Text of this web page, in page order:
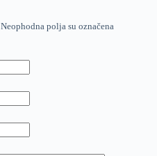
Neophodna polja su označena